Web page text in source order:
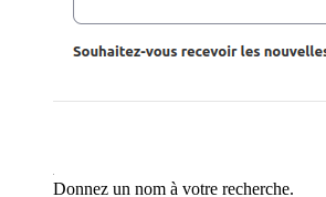
Donnez un nom à votre recherche.